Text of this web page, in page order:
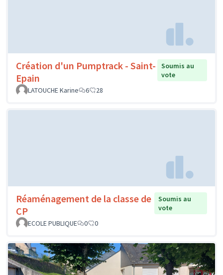
Création d'un Pumptrack - Saint-
Epain
Soumis au
vote
LATOUCHE Karine
6 28
Réaménagement de la classe de
CP
Soumis au
vote
ECOLE PUBLIQUE
0 0